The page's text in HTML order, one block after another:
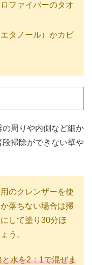
ファイバーのタオ
タノール）かカビ
の周りや内側など細か
掃除ができない壁や
のクレンザーを使
落ちない場合は掃
して塗り30分ほ
う。
水を2：1で混ぜま